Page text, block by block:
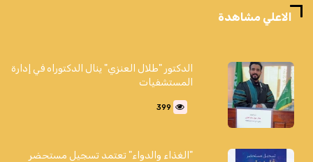
الاعلي مشاهدة
الدكتور "طلال العنزي" ينال الدكتوراه في إدارة
المستشفيات
399
"الغذاء والدواء" تعتمد تسجيل مستحضر